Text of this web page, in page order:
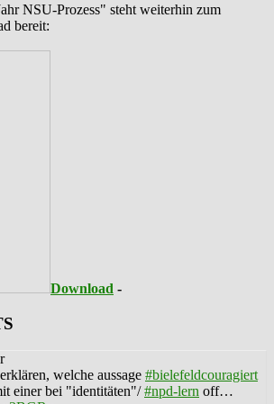
NSU-Prozess" steht weiterhin zum
bereit:
Download -
welche aussage #bielefeldcouragiert
einer bei "identitäten"/#npd-lern off…